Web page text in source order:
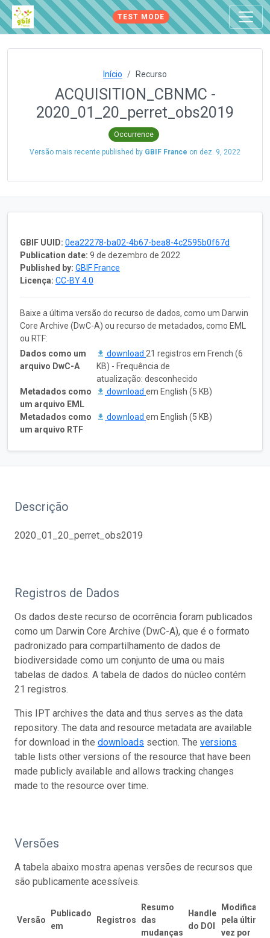
TEST MODE
Início Recurso
ACQUISITION_CBNMC -
2020_01_20_perret_obs2019
Occurrence
Versão mais recente published by GBIF France on dez. 9, 2022
GBIF UUID: 0ea22278-ba02-4b67-bea8-4c2595b0f67d
Publication date: 9 de dezembro de 2022
Published by: GBIF France
Licença: CC-BY 4.0
Baixe a última versão do recurso de dados, como um Darwin
Core Archive (DwC-A) ou recurso de metadados, como EML
ou RTF:
Dados como um
arquivo DwC-A
download 21 registros em French (6
KB) - Frequência de
atualização: desconhecido
Metadados como
um arquivo EML
download em English (5 KB)
Metadados como
um arquivo RTF
download em English (5 KB)
Descrição
2020_01_20_perret_obs2019
Registros de Dados
Os dados deste recurso de ocorrência foram publicados
como um Darwin Core Archive (DwC-A), que é o formato
padronizado para compartilhamento de dados de
biodiversidade como um conjunto de uma ou mais
tabelas de dados. A tabela de dados do núcleo contém
21 registros.
This IPT archives the data and thus serves as the data
repository. The data and resource metadata are available
for download in the downloads section. The versions
table lists other versions of the resource that have been
made publicly available and allows tracking changes
made to the resource over time.
Versões
A tabela abaixo mostra apenas versões de recursos que
são publicamente acessíveis.
Versão
Publicado
em
Registros
Resumo
das
mudanças
Handle
do DOI
Modificado
pela última
vez por